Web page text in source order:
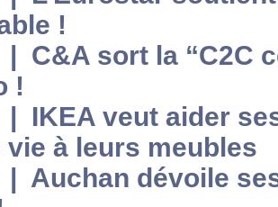
!
| C&A sort la “C2C
!
| IKEA veut aider
vie à leurs meubles
| Auchan dévoile